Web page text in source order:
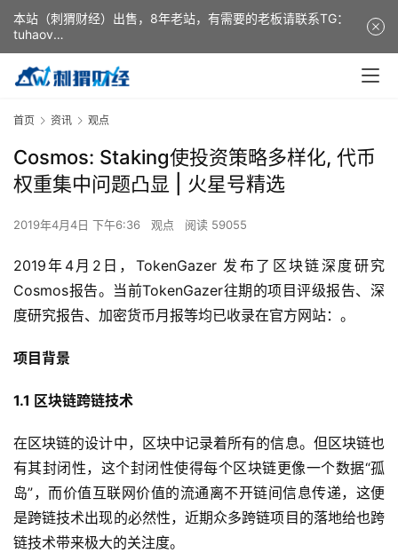
首页 资讯 观点
Cosmos: Staking使投资策略多样化, 代币
权重集中问题凸显 | 火星号精选
2019年4月4日 下午6:36 观点 阅读 59055
2019年4月2日，TokenGazer 发布了区块链深度研究
Cosmos报告。当前TokenGazer往期的项目评级报告、深
度研究报告、加密货币月报等均已收录在官方网站：。
项目背景
1.1 区块链跨链技术
在区块链的设计中，区块中记录着所有的信息。但区块链也
有其封闭性，这个封闭性使得每个区块链更像一个数据“孤
岛”，而价值互联网价值的流通离不开链间信息传递，这便
是跨链技术出现的必然性，近期众多跨链项目的落地给也跨
链技术带来极大的关注度。
本站（刺猬财经）出售，8年老站，有需要的老板请联系TG：
tuhaov
This website (ciweicaijing) is for sale. It is a 8-year-old
website. If you need it, please contact TG: tuhaov